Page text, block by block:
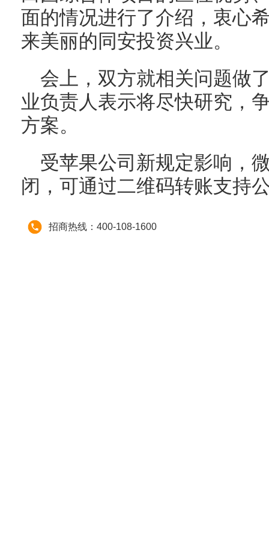
面的情况进行了介绍，衷心
来美丽的同安投资兴业。
会上，双方就相关问题做
业负责人表示将尽快研究，
方案。
受苹果公司新规定影响，
闭，可通过二维码转账支持
招商热线：400-108-1600